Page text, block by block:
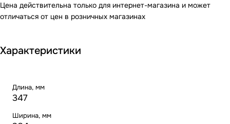
Цена действительна только для интернет-магазина и может
отличаться от цен в розничных магазинах
Характеристики
Длина, мм
347
Ширина, мм